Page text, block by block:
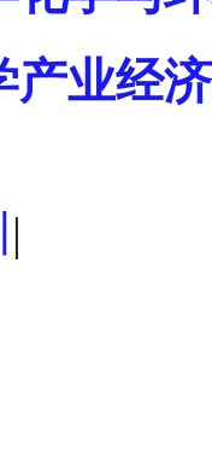
产业经
|